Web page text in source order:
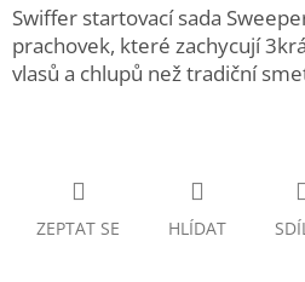
Cyklo
a
zahrada
Swiffer startovací sada
prachovek, které zachycují
vlasů a chlupů než tradiční
ZEPTAT SE HLÍDAT